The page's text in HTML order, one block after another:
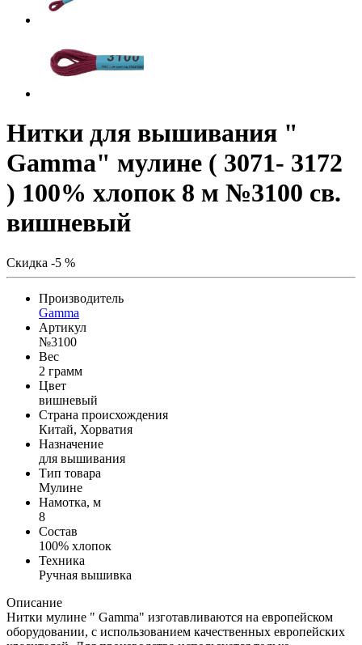
Нитки для вышивания "
Gamma" мулине ( 3071- 3172
) 100% хлопок 8 м №3100 св.
вишневый
Скидка -5 %
Производитель
Gamma
Артикул
№3100
Вес
2 грамм
Цвет
вишневый
Страна происхождения
Китай, Хорватия
Назначение
для вышивания
Тип товара
Мулине
Намотка, м
8
Состав
100% хлопок
Техника
Ручная вышивка
Описание
Нитки мулине " Gamma" изготавливаются на европейском
оборудовании, с использованием качественных европейских